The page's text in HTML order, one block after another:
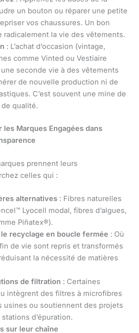
un bouton ou réparer une petite
vos chaussures. Un bon
radicalement la vie des vêtements.
: L’achat d’occasion (vintage,
comme Vinted ou Vestiaire
seconde vie à des vêtements
de nouvelle production ni de
C’est souvent une mine de
qualité.
Marques Engagées dans
prennent leurs
celles qui :
alternatives : Fibres naturelles
Lyocell modal, fibres d’algues,
Piñatex®).
recyclage en boucle fermée : Où
de vie sont repris et transformés
la nécessité de matières
de filtration : Certaines
intègrent des filtres à microfibres
usines ou soutiennent des projets
d’épuration.
sur leur chaîne